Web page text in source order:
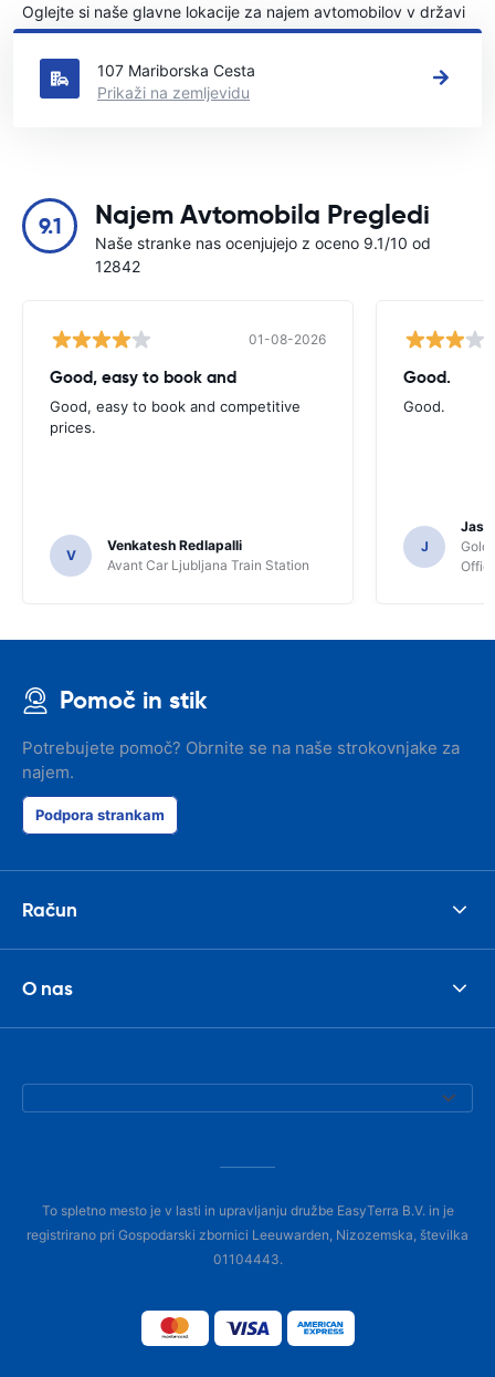
Oglejte si naše glavne lokacije za najem avtomobilov v državi
Celje
107 Mariborska Cesta
Prikaži na zemljevidu
9.1 Najem Avtomobila Pregledi
Naše stranke nas ocenjujejo z oceno 9.1/10 od
12842
01-08-2026
Good, easy to book and
Good, easy to book and competitive
prices.
V
Venkatesh Redlapalli
Avant Car Ljubljana Train Station
Good.
Good.
J
Pomoč in stik
Potrebujete pomoč? Obrnite se na naše strokovnjake za
najem.
Podpora strankam
Račun
O nas
To spletno mesto je v lasti in upravljanju družbe EasyTerra B.V. in je
registrirano pri Gospodarski zbornici Leeuwarden, Nizozemska, številka
01104443.